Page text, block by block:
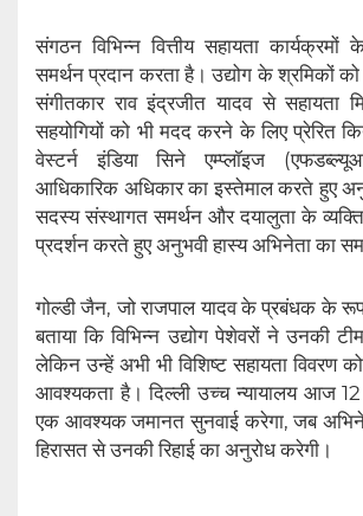
संगठन विभिन्न वित्तीय सहायता
समर्थन प्रदान करता है। उद्योग के श्रमिकों
संगीतकार राव इंद्रजीत यादव से सहायता
सहयोगियों को भी मदद करने के लिए प्रेरित
वेस्टर्न इंडिया सिने एम्प्लॉइज
आधिकारिक अधिकार का इस्तेमाल करते हुए
सदस्य संस्थागत समर्थन और दयालुता के
प्रदर्शन करते हुए अनुभवी हास्य अभिनेता का
गोल्डी जैन, जो राजपाल यादव के प्रबंधक के
बताया कि विभिन्न उद्योग पेशेवरों ने उनकी
लेकिन उन्हें अभी भी विशिष्ट सहायता विवरण
आवश्यकता है। दिल्ली उच्च न्यायालय आज
एक आवश्यक जमानत सुनवाई करेगा, जब
हिरासत से उनकी रिहाई का अनुरोध करेगी।